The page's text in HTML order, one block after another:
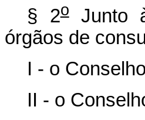
§ 2o
Junto
órgãos de
I - o
II - o